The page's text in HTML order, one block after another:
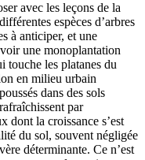
avec les leçons de la
espèces d’arbres
à anticiper, et une
une monoplantation
touche les platanes du
en milieu urbain
dans des sols
par
dont la croissance s’est
du sol, souvent négligée
déterminante. Ce n’est